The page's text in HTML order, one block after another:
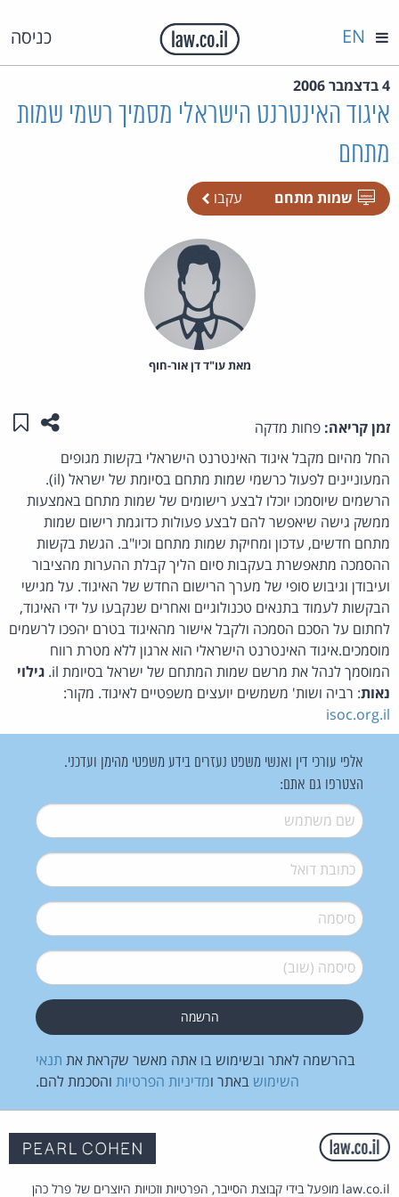
כניסה EN
4 בדצמבר 2006
איגוד האינטרנט הישראלי מסמיך רשמי שמות
מתחם
שמות מתחם עקבו
מאת‏ עו"ד דן אור-חוף
זמן קריאה: פחות מדקה שתפו
החל מהיום מקבל איגוד האינטרנט הישראלי בקשות מגופים
המעוניינים לפעול כרשמי שמות מתחם בסיומת של ישראל (il).
הרשמים שיוסמכו יוכלו לבצע רישומים של שמות מתחם באמצעות
ממשק גישה שיאפשר להם לבצע פעולות כדוגמת רישום שמות
מתחם חדשים, עדכון ומחיקת שמות מתחם וכיו"ב. הגשת בקשות
ההסמכה מתאפשרת בעקבות סיום הליך קבלת ההערות מהציבור
ועיבודן וגיבוש סופי של מערך הרישום החדש של האיגוד. על מגישי
הבקשות לעמוד בתנאים טכנולוגיים ואחרים שנקבעו על ידי האיגוד,
לחתום על הסכם הסמכה ולקבל אישור מהאיגוד בטרם יהפכו לרשמים
מוסמכים.איגוד האינטרנט הישראלי הוא ארגון ללא מטרת רווח
המוסמך לנהל את מרשם שמות המתחם של ישראל בסיומת il.
גילוי
נאות: רביה ושות' משמשים יועצים משפטיים לאיגוד. מקור:
isoc.org.il
אלפי עורכי דין ואנשי משפט נעזרים בידע משפטי מהימן ועדכני.
הצטרפו גם אתם:
שם משתמש*
דואל*
סיסמה*
סיסמה (שוב)*
בהרשמה לאתר ובשימוש בו אתה מאשר שקראת את תנאי
השימוש באתר ומדיניות הפרטיות והסכמת להם.
law.co.il מופעל בידי קבוצת הסייבר, הפרטיות וזכויות היוצרים של פרל כהן